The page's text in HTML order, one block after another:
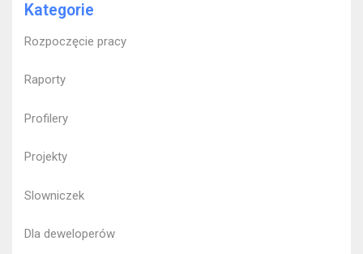
Kategorie
Rozpoczęcie pracy
Raporty
Profilery
Projekty
Slowniczek
Dla deweloperów